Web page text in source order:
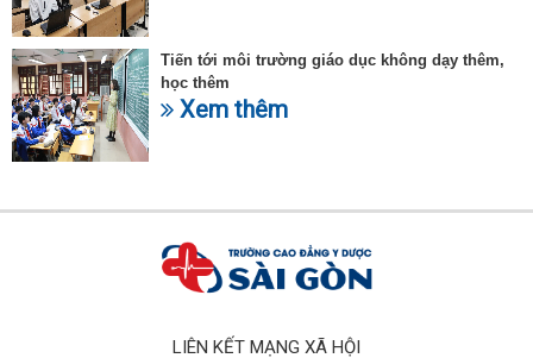
Tiến tới môi trường giáo dục không dạy thêm,
học thêm
Xem thêm
LIÊN KẾT MẠNG XÃ HỘI